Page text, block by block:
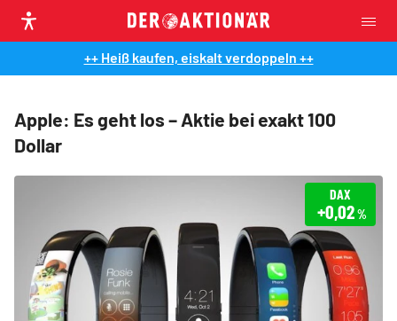
++ Heiß kaufen, eiskalt verdoppeln ++
Apple: Es geht los – Aktie bei exakt 100
Dollar
DAX
+0,02%